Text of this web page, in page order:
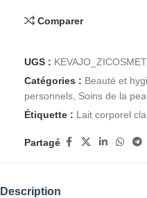
Comparer
UGS :
Catégories : Beauté et
personnels Soins de la
Étiquette : Lait corporel
Partagé
Description